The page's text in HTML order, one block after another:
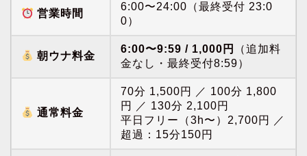
営業時間
6:00〜24:00（最終受付 23:0
0）
朝ウナ料金
6:00〜9:59 / 1,000円
（追加料
金なし・最終受付8:59）
通常料金
70分 1,500円 ／ 100分 1,800
円 ／ 130分 2,100円
平日フリー（3h〜）2,700円 ／
超過：15分150円